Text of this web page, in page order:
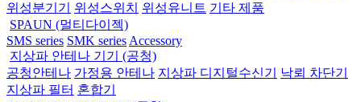
위성분기기
위성스위치 위성유니트 기타 제품
SPAUN (멀티다이젝)
SMS series SMK series Accessory
지상파 안테나 기기 (공청)
공청안테나 가정용 안테나 지상파 디지털수신기
낙뢰 차단기
지상파 필터 혼합기